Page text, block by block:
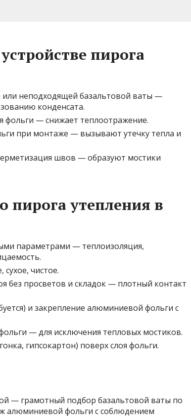
пирога
или неподходящей базальтовой ваты —
конденсата.
фольги — снижает теплоотражение.
при монтаже — вызывают утечку тепла и
швов — образуют мостики
пирога утепления в
параметрами — теплоизоляция,
чистое.
без просветов и складок — плотный контакт
и закрепление алюминиевой фольги с
— для исключения тепловых мостиков.
гипсокартон) поверх слоя фольги.
— грамотный подбор базальтовой ваты по
алюминиевой фольги с соблюдением